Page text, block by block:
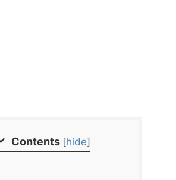
Contents [hide]